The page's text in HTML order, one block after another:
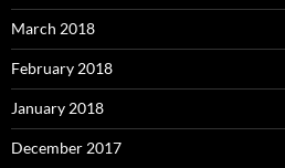
March 2018
February 2018
January 2018
December 2017